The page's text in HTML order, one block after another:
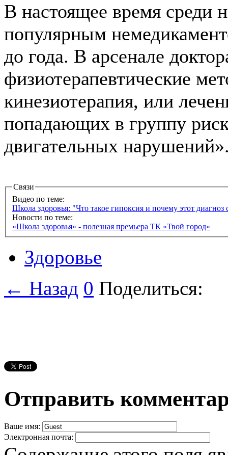
В настоящее время среди
популярным
до года. В арсенале
физиотерапевтические
кинезиотерапия, или
попадающих в группу
двигательных
Связи
Видео по теме:
Школа здоровья: "Что такое гипоксия и почему этот
Новости по теме:
«Школа здоровья» - полезная премьера ТК «Твой город»
Здоровье
← Назад 0 Поделиться:
Отправить
Ваше имя:
Электронная почта: